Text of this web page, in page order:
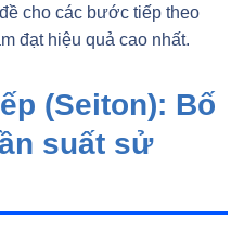
cho các bước tiếp theo
đạt hiệu quả cao nhất.
(Seiton): Bố
suất sử